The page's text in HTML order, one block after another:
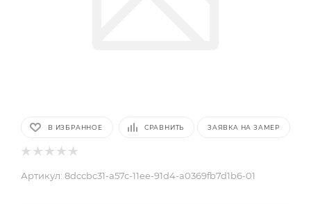
В ИЗБРАННОЕ СРАВНИТЬ ЗАЯВКА НА ЗАМЕР
Артикул: 8dccbc31-a57c-11ee-91d4-a0369fb7d1b6-01